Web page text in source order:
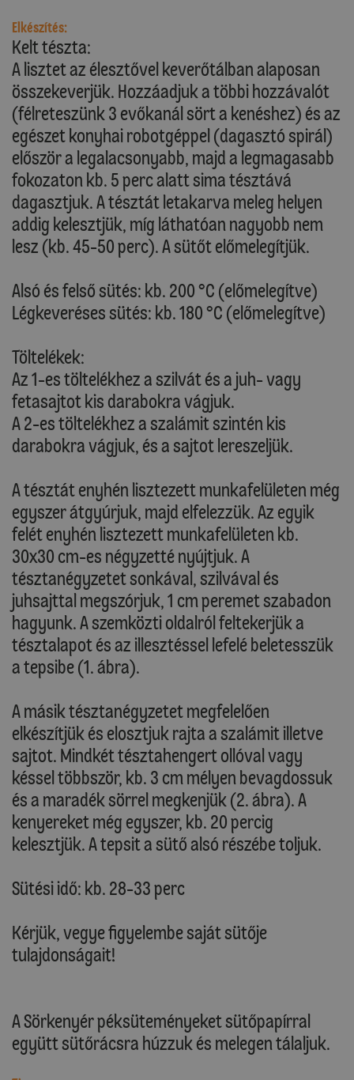
Elkészítés:
Kelt tészta:
A lisztet az élesztővel keverőtálban alaposan
összekeverjük. Hozzáadjuk a többi hozzávalót
(félreteszünk 3 evőkanál sört a kenéshez) és az
egészet konyhai robotgéppel (dagasztó spirál)
először a legalacsonyabb, majd a legmagasabb
fokozaton kb. 5 perc alatt sima tésztává
dagasztjuk. A tésztát letakarva meleg helyen
addig kelesztjük, míg láthatóan nagyobb nem
lesz (kb. 45-50 perc). A sütőt előmelegítjük.
Alsó és felső sütés: kb. 200 °C (előmelegítve)
Légkeveréses sütés: kb. 180 °C (előmelegítve)
Töltelékek:
Az 1-es töltelékhez a szilvát és a juh- vagy
fetasajtot kis darabokra vágjuk.
A 2-es töltelékhez a szalámit szintén kis
darabokra vágjuk, és a sajtot lereszeljük.
A tésztát enyhén lisztezett munkafelületen még
egyszer átgyúrjuk, majd elfelezzük. Az egyik
felét enyhén lisztezett munkafelületen kb.
30x30 cm-es négyzetté nyújtjuk. A
tésztanégyzetet sonkával, szilvával és
juhsajttal megszórjuk, 1 cm peremet szabadon
hagyunk. A szemközti oldalról feltekerjük a
tésztalapot és az illesztéssel lefelé beletesszük
a tepsibe (1. ábra).
A másik tésztanégyzetet megfelelően
elkészítjük és elosztjuk rajta a szalámit illetve
sajtot. Mindkét tésztahengert ollóval vagy
késsel többször, kb. 3 cm mélyen bevagdossuk
és a maradék sörrel megkenjük (2. ábra). A
kenyereket még egyszer, kb. 20 percig
kelesztjük. A tepsit a sütő alsó részébe toljuk.
Sütési idő: kb. 28-33 perc
Kérjük, vegye figyelembe saját sütője
tulajdonságait!
A Sörkenyér péksüteményeket sütőpapírral
együtt sütőrácsra húzzuk és melegen tálaljuk.